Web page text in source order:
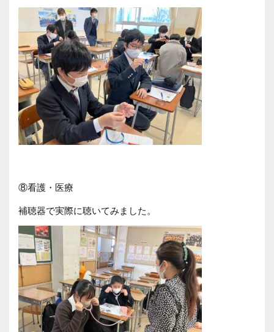
⑧看護・医療
補聴器で実際に聴いてみました。